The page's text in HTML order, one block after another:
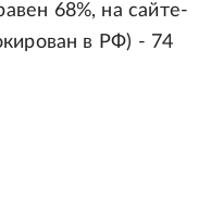
68%, на сайте-
в РФ) - 74